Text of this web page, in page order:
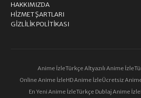
HAKKIMIZDA
HIZMET ŞARTLARI
GIZLILIK POLITIKASI
Anime İzleTürkçe Altyazılı Anime İzle
Online Anime İzleHD Anime İzleÜcretsiz
En Yeni Anime İzleTürkçe Dublaj Anime İzle